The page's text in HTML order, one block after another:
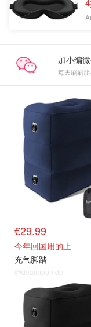
加小编微
每天刷刷
€29.99
今年回国用的上
充气脚踏
@dealmoon.de